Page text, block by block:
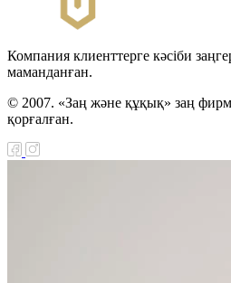
Компания клиенттерге кәсіби
маманданған.
© 2007. «Заң және құқық» заң
қорғалған.